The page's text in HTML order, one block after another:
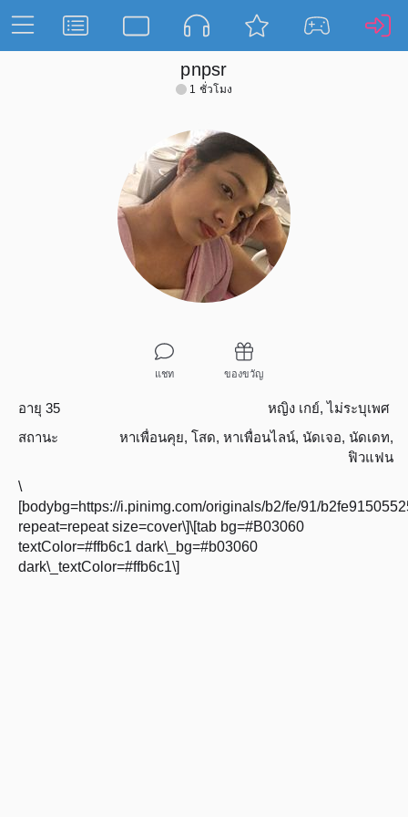
pnpsr
1 ชั่วโมง
แชท ของขวัญ
อายุ 35 หญิง เกย์,ไม่ระบุเพศ
สถานะ
หาเพื่อนคุย, โสด, หาเพื่อนไลน์, นัดเจอ, นัดเดท,
ฟิวแฟน
\
[bodybg=https://i.pinimg.com/originals/b2/fe/91/
repeat=repeat size=cover\]\[tab bg=#B03060
textColor=#ffb6c1 dark\_bg=#b03060
dark\_textColor=#ffb6c1\]